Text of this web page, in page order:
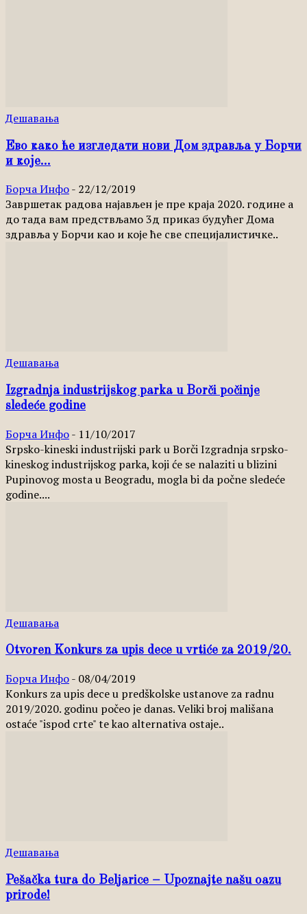
Дешавања
Ево како ће изгледати нови Дом здравља у Борчи
и које...
Борча Инфо- 22/12/2019
Завршетак радова најављен је пре краја 2020. године а
до тада вам предствљамо 3д приказ будућег Дома
здравља у Борчи као и које ће све специјалистичке..
Дешавања
Izgradnja industrijskog parka u Borči počinje
sledeće godine
Борча Инфо- 11/10/2017
Srpsko-kineski industrijski park u Borči Izgradnja srpsko-
kineskog industrijskog parka, koji će se nalaziti u blizini
Pupinovog mosta u Beogradu, mogla bi da počne sledeće
godine....
Дешавања
Otvoren Konkurs za upis dece u vrtiće za 2019/20.
Борча Инфо- 08/04/2019
Кonkurs za upis dece u predškolske ustanove za radnu
2019/2020. godinu počeo je danas. Veliki broj mališana
ostaće "ispod crte" te kao alternativa ostaje..
Дешавања
Pešačka tura do Beljarice – Upoznajte našu oazu
prirode!